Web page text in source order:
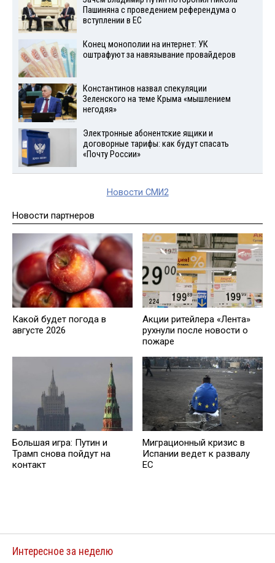
Пашиняна с проведением референдума о
вступлении в ЕС
Конец монополии на интернет: УК
оштрафуют за навязывание провайдеров
Константинов назвал спекуляции
Зеленского на теме Крыма «мышлением
негодяя»
Электронные абонентские ящики и
договорные тарифы: как будут спасать
«Почту России»
Новости СМИ2
Новости партнеров
Какой будет погода в
августе 2026
Акции ритейлера «Лента»
рухнули после новости о
пожаре
Большая игра: Путин и
Трамп снова пойдут на
контакт
Миграционный кризис в
Испании ведет к развалу
ЕС
Интересное за неделю